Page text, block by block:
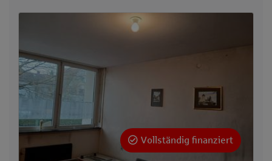
Vollständig finanziert